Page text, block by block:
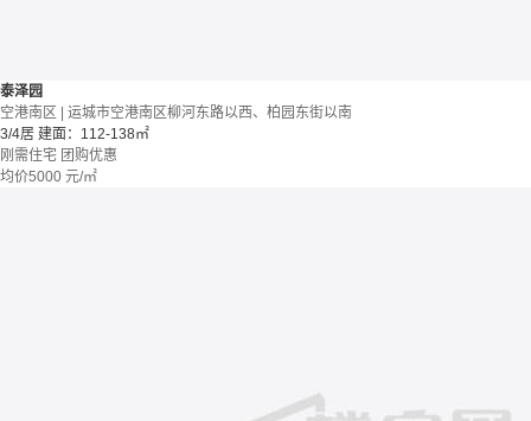
泰泽园
空港南区 | 运城市空港南区柳河东路以西、柏园东街以南
3/4居 建面：112-138㎡
刚需住宅 团购优惠
均价5000 元/㎡